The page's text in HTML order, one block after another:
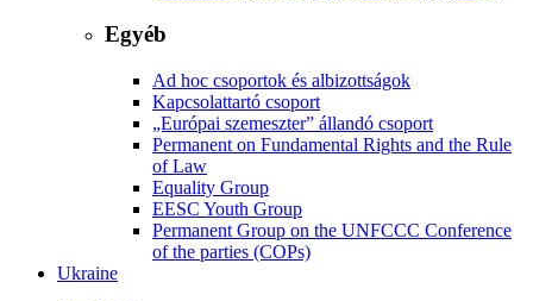
Egyéb
Ad hoc csoportok és albizottságok
Kapcsolattartó csoport
„Európai szemeszter” állandó csoport
Permanent on Fundamental Rights and the Rule
of Law
Equality Group
EESC Youth Group
Permanent Group on the UNFCCC Conference
of the parties (COPs)
Ukraine